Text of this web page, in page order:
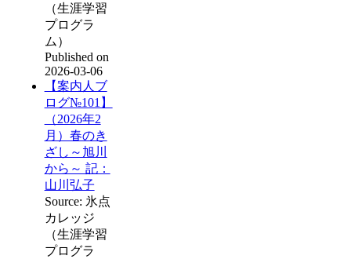
（生涯学習
プログラ
ム）
Published on
2026-03-06
【案内人ブ
ログ№101】
（2026年2
月）春のき
ざし～旭川
から～ 記：
山川弘子
Source: 氷点
カレッジ
（生涯学習
プログラ